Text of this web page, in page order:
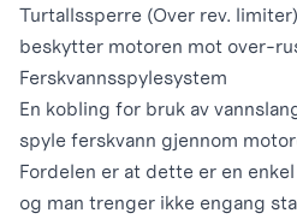
Turtallssperre (Over rev. limiter)
beskytter motoren mot over-
Ferskvannsspylesystem
En kobling for bruk av
spyle ferskvann gjennom
Fordelen er at dette er en
og man trenger ikke engang